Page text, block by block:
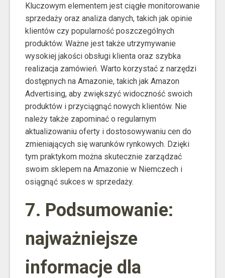
Kluczowym elementem jest ciągłe monitorowanie
sprzedaży oraz analiza danych, takich jak opinie
klientów czy popularność poszczególnych
produktów. Ważne jest także utrzymywanie
wysokiej jakości obsługi klienta oraz szybka
realizacja zamówień. Warto korzystać z narzędzi
dostępnych na Amazonie, takich jak Amazon
Advertising, aby zwiększyć widoczność swoich
produktów i przyciągnąć nowych klientów. Nie
należy także zapominać o regularnym
aktualizowaniu oferty i dostosowywaniu cen do
zmieniających się warunków rynkowych. Dzięki
tym praktykom można skutecznie zarządzać
swoim sklepem na Amazonie w Niemczech i
osiągnąć sukces w sprzedaży.
7. Podsumowanie:
najważniejsze
informacje dla